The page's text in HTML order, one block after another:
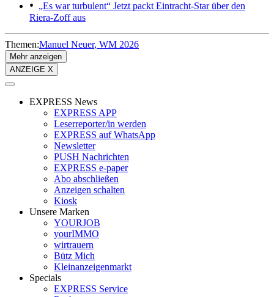
„Es war turbulent“ Jetzt packt Eintracht-Star über den
Riera-Zoff aus
Themen:Manuel Neuer WM 2026
Mehr anzeigen
ANZEIGE X
EXPRESS News
EXPRESS APP
Leserreporter/in werden
EXPRESS auf WhatsApp
Newsletter
PUSH Nachrichten
EXPRESS e-paper
Abo abschließen
Anzeigen schalten
Kiosk
Unsere Marken
YOURJOB
yourIMMO
wirtrauern
Bütz Mich
Kleinanzeigenmarkt
Specials
EXPRESS Service